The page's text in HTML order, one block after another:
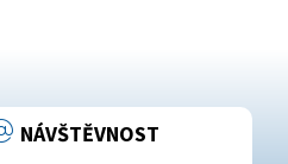
NÁVŠTĚVNOST